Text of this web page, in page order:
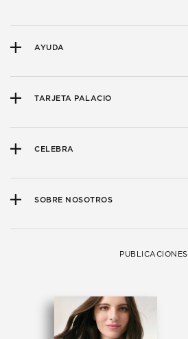
AYUDA
TARJETA PALACIO
CELEBRA
SOBRE NOSOTROS
PUBLICACIONES